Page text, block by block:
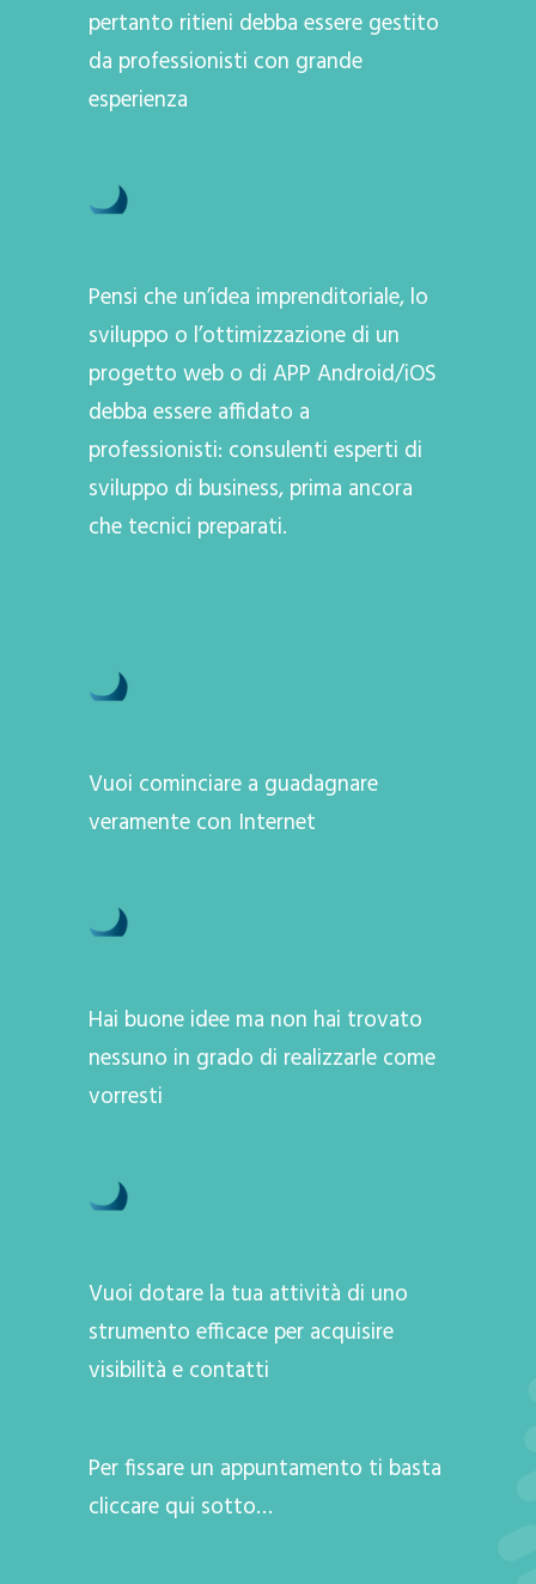
pertanto ritieni debba essere gestito
da professionisti con grande
esperienza
Pensi che un’idea imprenditoriale, lo
sviluppo o l’ottimizzazione di un
progetto web o di APP Android/iOS
debba essere affidato a
professionisti: consulenti esperti di
sviluppo di business, prima ancora
che tecnici preparati.
Vuoi cominciare a guadagnare
veramente con Internet
Hai buone idee ma non hai trovato
nessuno in grado di realizzarle come
vorresti
Vuoi dotare la tua attività di uno
strumento efficace per acquisire
visibilità e contatti
Per fissare un appuntamento ti basta
cliccare qui sotto…